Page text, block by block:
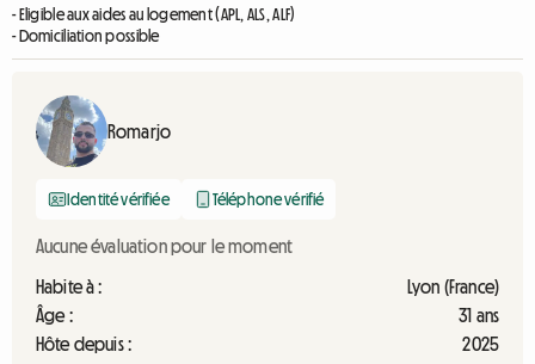
- Eligible aux aides au logement (APL, ALS, ALF)
- Domiciliation possible
Romarjo
Identité vérifiée Téléphone vérifié
Aucune évaluation pour le moment
Habite à :
Lyon (France)
Âge :
31 ans
Hôte depuis :
2025